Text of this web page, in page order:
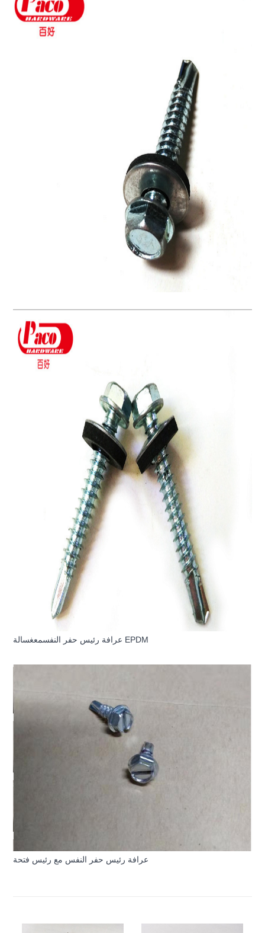
عرافة رئيس حفر النفسمع غسالة EPDM
عرافة رئيس حفر النفس مع رئيس فتحة